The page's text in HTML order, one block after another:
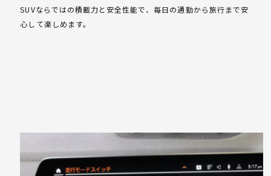
SUVならではの積載力と安全性能で、毎日の通勤から旅行まで安
心して楽しめます。